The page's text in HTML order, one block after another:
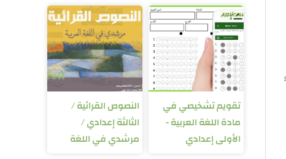
تقويم تشخيصي في
مادة اللغة العربية -
الأولى إعدادي
النصوص القرائية /
الثالثة إعدادي /
مرشدي في اللغة